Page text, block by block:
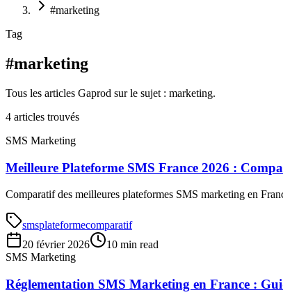
#marketing
Tag
#marketing
Tous les articles Gaprod sur le sujet : marketing.
4 articles trouvés
SMS Marketing
Meilleure Plateforme SMS France 2026 :
Comparatif des meilleures plateformes SMS marketing en
smsplateformecomparatif
20 février 2026
10 min read
SMS Marketing
Réglementation SMS Marketing en France :